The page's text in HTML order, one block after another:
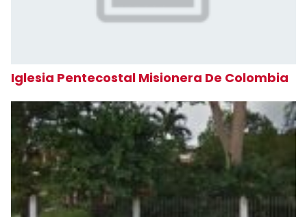
Iglesia Pentecostal Misionera De Colombia